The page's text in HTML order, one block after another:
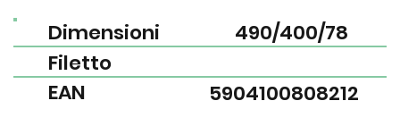
EAN
Filetto
Dimensioni
5904100808212
490/400/78